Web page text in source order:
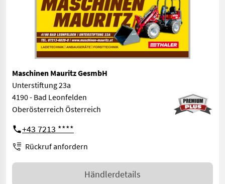
Maschinen Mauritz GesmbH
Unterstiftung 23a
4190 - Bad Leonfelden
Oberösterreich Österreich
+43 7213 ****
Rückruf anfordern
Händlerdetails